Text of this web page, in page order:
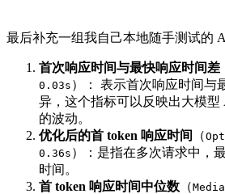
最后补充一组我自己本地随手测试的
首次响应时间与最快响应时间差
0.03s ）： 表示首次响应时间与
异，这个指标可以反映出大模
的波动。
优化后的首 token 响应时间
（
0.36s ）：是指在多次请求中，
时间。
首 token 响应时间中位数 （